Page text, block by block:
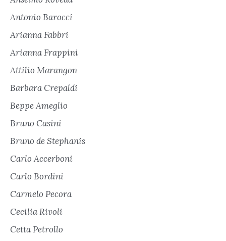
Antonio Barocci
Arianna Fabbri
Arianna Frappini
Attilio Marangon
Barbara Crepaldi
Beppe Ameglio
Bruno Casini
Bruno de Stephanis
Carlo Accerboni
Carlo Bordini
Carmelo Pecora
Cecilia Rivoli
Cetta Petrollo